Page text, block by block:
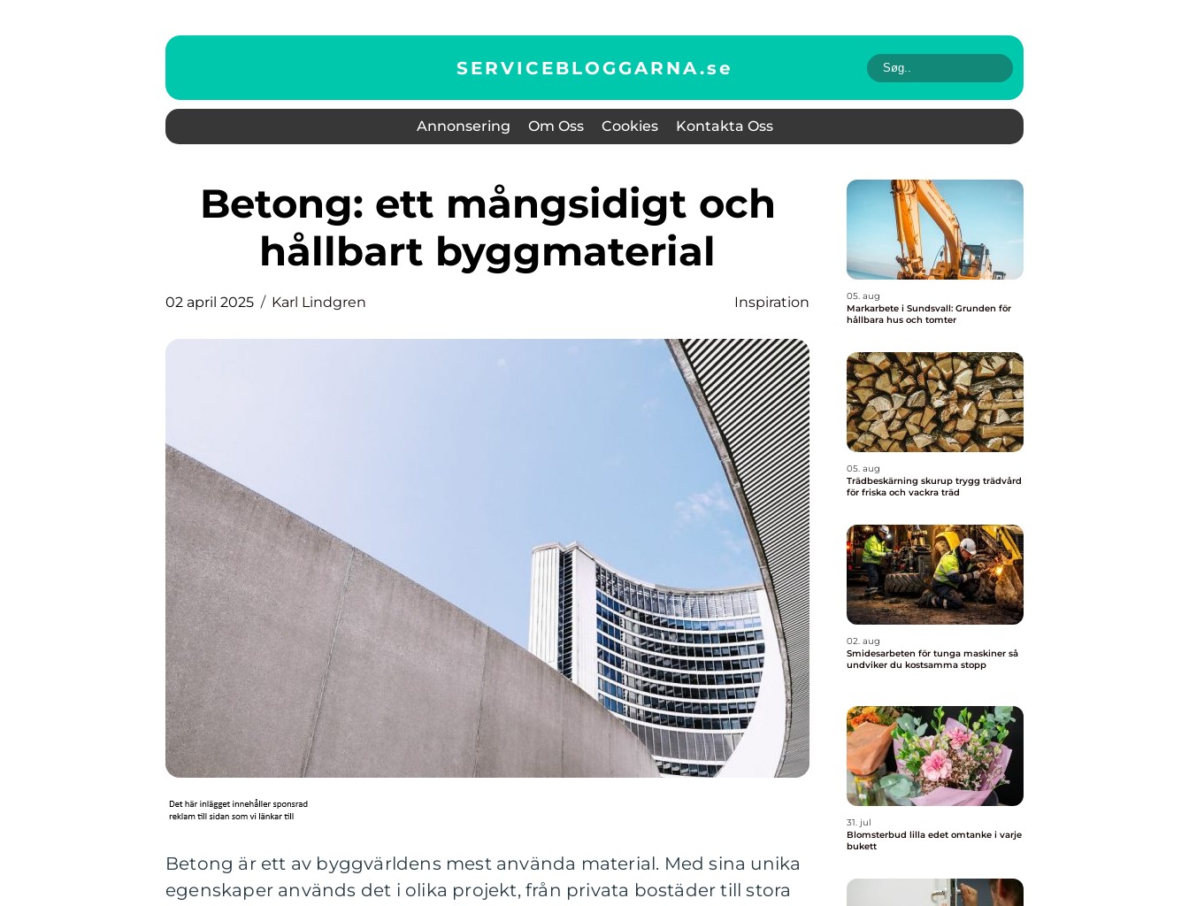
SERVICEBLOGGARNA.se
Annonsering Om Oss Cookies Kontakta Oss
Betong: ett mångsidigt och
hållbart byggmaterial
02 april 2025 Karl Lindgren Inspiration
Betong är ett av byggvärldens mest använda material. Med sina unika
egenskaper används det i olika projekt, från privata bostäder till stora
05. aug
Markarbete i Sundsvall: Grunden för
hållbara hus och tomter
05. aug
Trädbeskärning skurup trygg trädvård
för friska och vackra träd
02. aug
Smidesarbeten för tunga maskiner så
undviker du kostsamma stopp
31. jul
Blomsterbud lilla edet omtanke i varje
bukett